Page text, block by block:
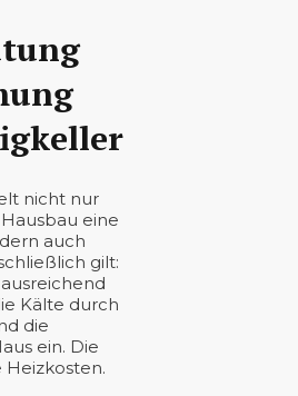
nicht nur
eine
auch
gilt:
Kälte durch
die
ein. Die